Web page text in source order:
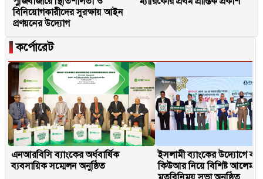
বিনিয়োগকারীদের সুরক্ষায় আইন
প্রণয়নের উদ্যোগ
▐কর্পোরেট
এনআরবিসি ব্যাংকের অর্ধবার্ষিক
ব্যবসায়িক সম্মেলন অনুষ্ঠিত
ইসলামী ব্যাংকের উদ্যোগে
কিউআর নিয়ে বিশিষ্ট
মতবিনিময় সভা অনুষ্ঠিত